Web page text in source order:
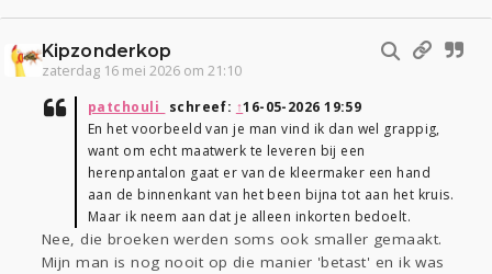
Kipzonderkop
zaterdag 16 mei 2026 om 21:10
patchouli_
schreef: ↑16-05-2026 19:59
En het voorbeeld van je man vind ik dan wel grappig,
want om echt maatwerk te leveren bij een
herenpantalon gaat er van de kleermaker een hand
aan de binnenkant van het been bijna tot aan het kruis.
Maar ik neem aan dat je alleen inkorten bedoelt.
Nee, die broeken werden soms ook smaller gemaakt.
Mijn man is nog nooit op die manier 'betast' en ik was